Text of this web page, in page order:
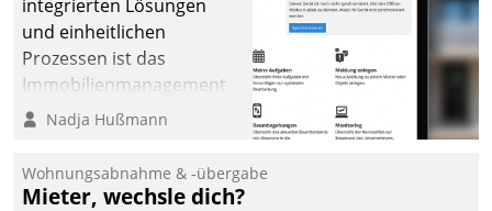
integrierten Lösungen
und einheitlichen
Prozessen ist das
Immobilienmanagement
der Bayerischen
Ressort Kapitalanlage für
künftige Aufgaben und
Nadja Hußmann
Wohnungsabnahme & -übergabe
Mieter, wechsle dich?